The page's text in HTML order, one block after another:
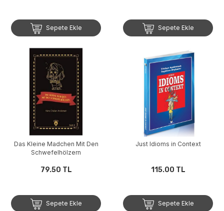
Sepete Ekle Sepete Ekle
Das Kleine Madchen Mit Den
Schwefelhölzern
79.50 TL
Sepete Ekle
Just Idioms in Context
115.00 TL
Sepete Ekle